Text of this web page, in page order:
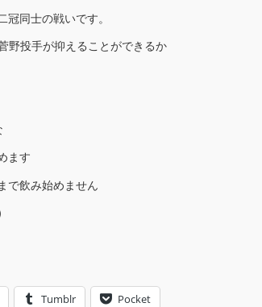
同士の戦いです。
野投手が抑えることができるか
ます
で飲み始めません
Tumblr Pocket